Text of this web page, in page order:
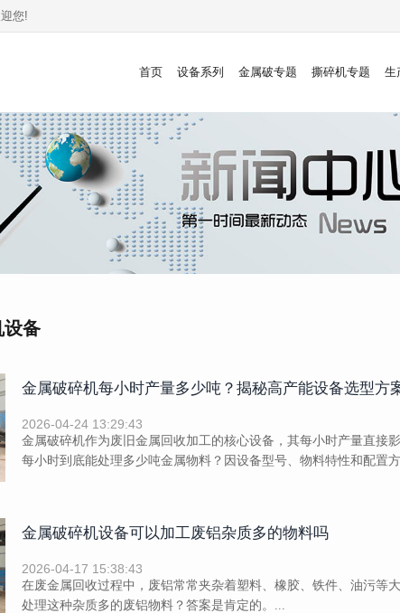
您!
首页 设备系列 金属破专题 撕碎机专题 生
设备
金属破碎机每小时产量多少吨？揭秘高产能设备选型方
2026-04-24 13:29:43
金属破碎机作为废旧金属回收加工的核心设备，其每小时产量直接
每小时到底能处理多少吨金属物料？因设备型号、物料特性和配置方
金属破碎机设备可以加工废铝杂质多的物料吗
2026-04-17 15:38:43
在废金属回收过程中，废铝常常夹杂着塑料、橡胶、铁件、油污等
处理这种杂质多的废铝物料？答案是肯定的。...